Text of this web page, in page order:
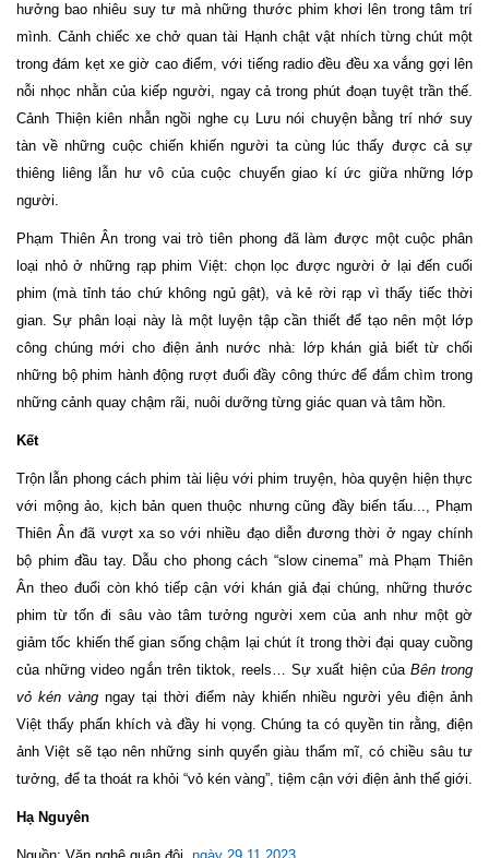
hưởng bao nhiêu suy tư mà những thước phim khơi lên trong tâm trí
mình. Cảnh chiếc xe chở quan tài Hạnh chật vật nhích từng chút một
trong đám kẹt xe giờ cao điểm, với tiếng radio đều đều xa vắng gợi lên
nỗi nhọc nhằn của kiếp người, ngay cả trong phút đoạn tuyệt trần thế.
Cảnh Thiện kiên nhẫn ngồi nghe cụ Lưu nói chuyện bằng trí nhớ suy
tàn về những cuộc chiến khiến người ta cùng lúc thấy được cả sự
thiêng liêng lẫn hư vô của cuộc chuyển giao kí ức giữa những lớp
người.
Phạm Thiên Ân trong vai trò tiên phong đã làm được một cuộc phân
loại nhỏ ở những rạp phim Việt: chọn lọc được người ở lại đến cuối
phim (mà tỉnh táo chứ không ngủ gật), và kẻ rời rạp vì thấy tiếc thời
gian. Sự phân loại này là một luyện tập cần thiết để tạo nên một lớp
công chúng mới cho điện ảnh nước nhà: lớp khán giả biết từ chối
những bộ phim hành động rượt đuổi đầy công thức để đắm chìm trong
những cảnh quay chậm rãi, nuôi dưỡng từng giác quan và tâm hồn.
Kết
Trộn lẫn phong cách phim tài liệu với phim truyện, hòa quyện hiện thực
với mộng ảo, kịch bản quen thuộc nhưng cũng đầy biến tấu..., Phạm
Thiên Ân đã vượt xa so với nhiều đạo diễn đương thời ở ngay chính
bộ phim đầu tay. Dẫu cho phong cách “slow cinema” mà Phạm Thiên
Ân theo đuổi còn khó tiếp cận với khán giả đại chúng, những thước
phim từ tốn đi sâu vào tâm tưởng người xem của anh như một gờ
giảm tốc khiến thế gian sống chậm lại chút ít trong thời đại quay cuồng
của những video ngắn trên tiktok, reels… Sự xuất hiện của Bên trong
vỏ kén vàng ngay tại thời điểm này khiến nhiều người yêu điện ảnh
Việt thấy phấn khích và đầy hi vọng. Chúng ta có quyền tin rằng, điện
ảnh Việt sẽ tạo nên những sinh quyển giàu thẩm mĩ, có chiều sâu tư
tưởng, để ta thoát ra khỏi “vỏ kén vàng”, tiệm cận với điện ảnh thế giới.
Hạ Nguyên